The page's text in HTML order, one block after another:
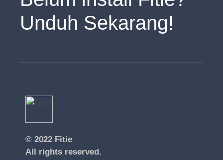
Unduh Sekarang!
© 2022 Fitie
All rights reserved.